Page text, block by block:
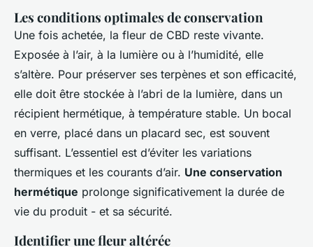
Les conditions optimales de conservation
Une fois achetée, la fleur de CBD reste vivante.
Exposée à l’air, à la lumière ou à l’humidité, elle
s’altère. Pour préserver ses terpènes et son efficacité,
elle doit être stockée à l’abri de la lumière, dans un
récipient hermétique, à température stable. Un bocal
en verre, placé dans un placard sec, est souvent
suffisant. L’essentiel est d’éviter les variations
thermiques et les courants d’air. Une conservation
hermétique prolonge significativement la durée de
vie du produit - et sa sécurité.
Identifier une fleur altérée